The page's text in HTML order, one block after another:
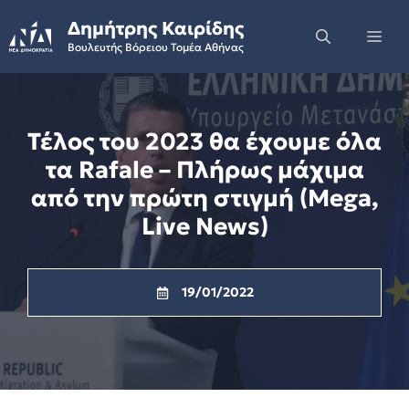
to
content
Δημήτρης Καιρίδης
Βουλευτής Βόρειου Τομέα Αθήνας
Τέλος του 2023 θα έχουμε όλα
τα Rafale – Πλήρως μάχιμα
από την πρώτη στιγμή (Mega,
Live News)
19/01/2022